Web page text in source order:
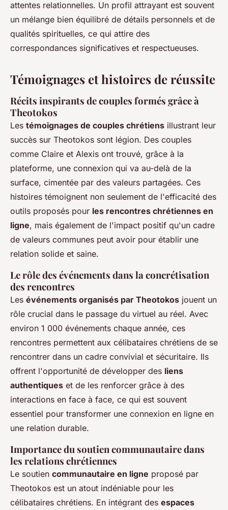
attentes relationnelles. Un profil attrayant est souvent
un mélange bien équilibré de détails personnels et de
qualités spirituelles, ce qui attire des
correspondances significatives et respectueuses.
Témoignages et histoires de réussite
Récits inspirants de couples formés grâce à
Theotokos
Les témoignages de couples chrétiens illustrant leur
succès sur Theotokos sont légion. Des couples
comme Claire et Alexis ont trouvé, grâce à la
plateforme, une connexion qui va au-delà de la
surface, cimentée par des valeurs partagées. Ces
histoires témoignent non seulement de l'efficacité des
outils proposés pour les rencontres chrétiennes en
ligne, mais également de l'impact positif qu'un cadre
de valeurs communes peut avoir pour établir une
relation solide et saine.
Le rôle des événements dans la concrétisation
des rencontres
Les événements organisés par Theotokos jouent un
rôle crucial dans le passage du virtuel au réel. Avec
environ 1 000 événements chaque année, ces
rencontres permettent aux célibataires chrétiens de se
rencontrer dans un cadre convivial et sécuritaire. Ils
offrent l'opportunité de développer des liens
authentiques et de les renforcer grâce à des
interactions en face à face, ce qui est souvent
essentiel pour transformer une connexion en ligne en
une relation durable.
Importance du soutien communautaire dans
les relations chrétiennes
Le soutien communautaire en ligne proposé par
Theotokos est un atout indéniable pour les
célibataires chrétiens. En intégrant des espaces